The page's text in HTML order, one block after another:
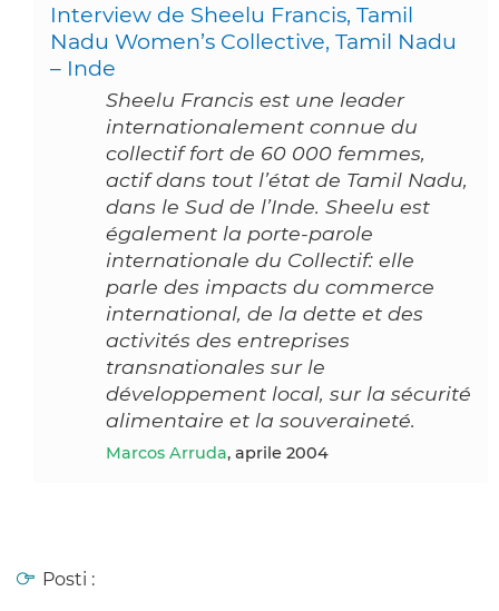
Interview de Sheelu Francis, Tamil
Nadu Women’s Collective, Tamil Nadu
– Inde
Sheelu Francis est une leader
internationalement connue du
collectif fort de 60 000 femmes,
actif dans tout l’état de Tamil Nadu,
dans le Sud de l’Inde. Sheelu est
également la porte-parole
internationale du Collectif: elle
parle des impacts du commerce
international, de la dette et des
activités des entreprises
transnationales sur le
développement local, sur la sécurité
alimentaire et la souveraineté.
Marcos Arruda, aprile 2004
Posti :